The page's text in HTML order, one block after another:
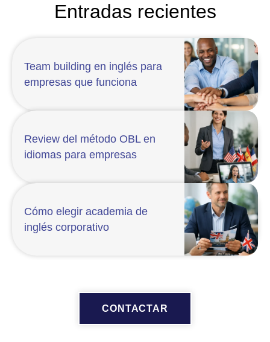
Entradas recientes
Team building en inglés para
empresas que funciona
Review del método OBL en
idiomas para empresas
Cómo elegir academia de
inglés corporativo
CONTACTAR